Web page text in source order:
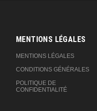
MENTIONS LÉGALES
MENTIONS LÉGALES
CONDITIONS GÉNÉRALES
POLITIQUE DE
CONFIDENTIALITÉ